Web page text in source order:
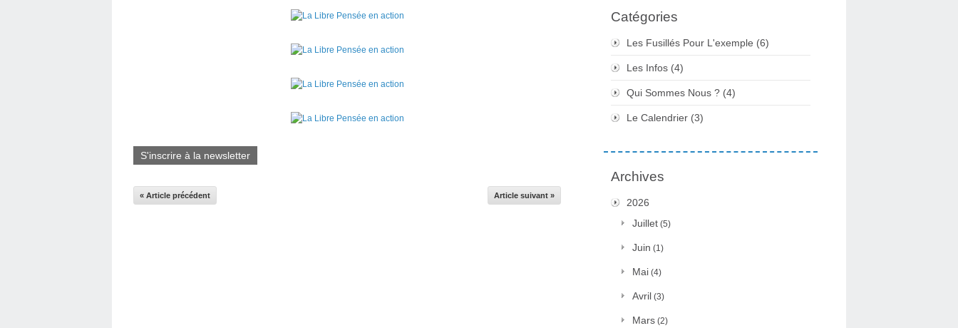
S'inscrire à la newsletter
« Article précédent Article suivant »
Catégories
Les Fusillés Pour L'exemple (6)
Les Infos (4)
Qui Sommes Nous ? (4)
Le Calendrier (3)
Archives
2026
Juillet (5)
Juin (1)
Mai (4)
Avril (3)
Mars (2)